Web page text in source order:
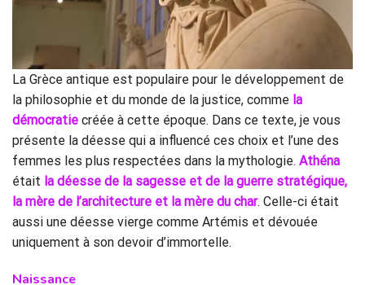
La Grèce antique est populaire pour le développement de
la philosophie et du monde de la justice, comme la
démocratie créée à cette époque. Dans ce texte, je vous
présente la déesse qui a influencé ces choix et l’une des
femmes les plus respectées dans la mythologie. Athéna
était la déesse de la sagesse et de la guerre stratégique,
la mère de l’architecture et la mère du char. Celle-ci était
aussi une déesse vierge comme Artémis et dévouée
uniquement à son devoir d’immortelle.
Naissance